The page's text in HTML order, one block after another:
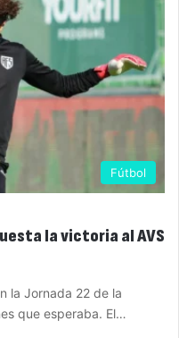
Fútbol
la victoria al AVS
la Jornada 22 de la
que esperaba. El…